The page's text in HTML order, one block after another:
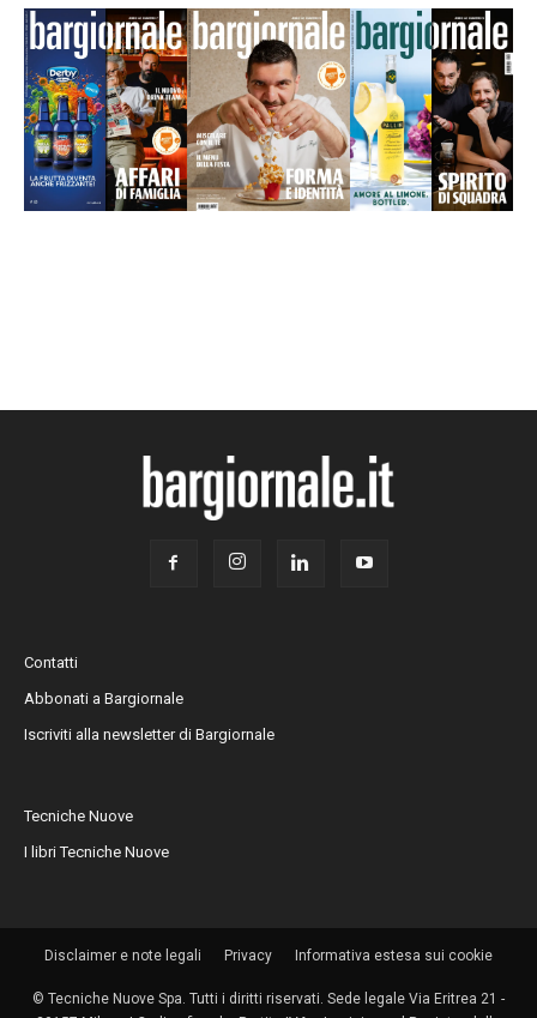
Contatti
Abbonati a Bargiornale
Iscriviti alla newsletter di Bargiornale
Tecniche Nuove
I libri Tecniche Nuove
Disclaimer e note legali Privacy Informativa estesa sui cookie
© Tecniche Nuove Spa. Tutti i diritti riservati. Sede legale Via Eritrea 21 -